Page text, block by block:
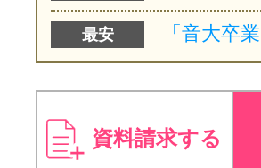
最安
資料請求する